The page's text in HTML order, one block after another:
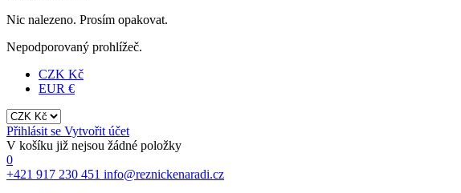
Nic nalezeno. Prosím opakovat.
Nepodporovaný prohlížeč.
CZK Kč
EUR €
Přihlásit se Vytvořit účet
V košíku již nejsou žádné položky
0
+421 917 230 451 info@reznickenaradi.cz